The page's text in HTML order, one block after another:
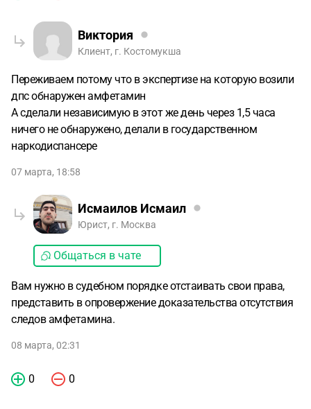
Виктория
Клиент, г. Костомукша
Переживаем потому что в экспертизе на которую возили
дпс обнаружен амфетамин
А сделали независимую в этот же день через 1,5 часа
ничего не обнаружено, делали в государственном
наркодиспансере
07 марта, 18:58
Исмаилов Исмаил
Юрист, г. Москва
Общаться в чате
Вам нужно в судебном порядке отстаивать свои права,
представить в опровержение доказательства отсутствия
следов амфетамина.
08 марта, 02:31
0 0